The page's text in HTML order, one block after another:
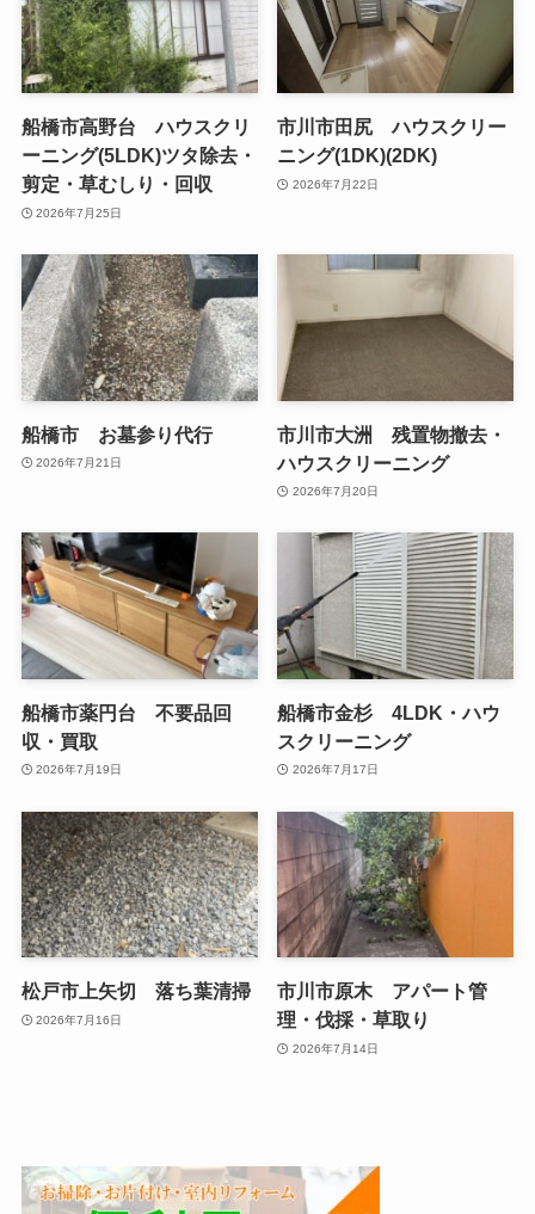
船橋市高野台 ハウスクリ
ーニング(5LDK)ツタ除去・
剪定・草むしり・回収
2026年7月25日
市川市田尻 ハウスクリー
ニング(1DK)(2DK)
2026年7月22日
船橋市 お墓参り代行
2026年7月21日
市川市大洲 残置物撤去・
ハウスクリーニング
2026年7月20日
船橋市薬円台 不要品回
収・買取
2026年7月19日
船橋市金杉 4LDK・ハウ
スクリーニング
2026年7月17日
松戸市上矢切 落ち葉清掃
2026年7月16日
市川市原木 アパート管
理・伐採・草取り
2026年7月14日